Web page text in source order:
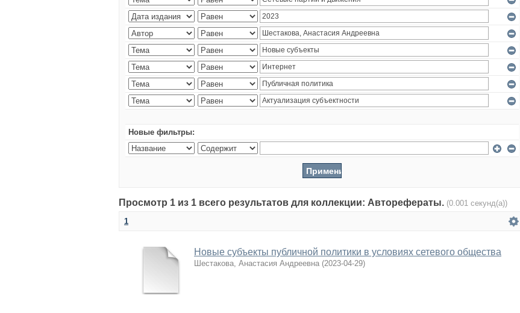
Новые фильтры:
Просмотр 1 из 1 всего результатов для коллекции: Авторефераты. (0.001 секунд(а))
1
Новые субъекты публичной политики в условиях сетевого общества
Шестакова, Анастасия Андреевна (2023-04-29)